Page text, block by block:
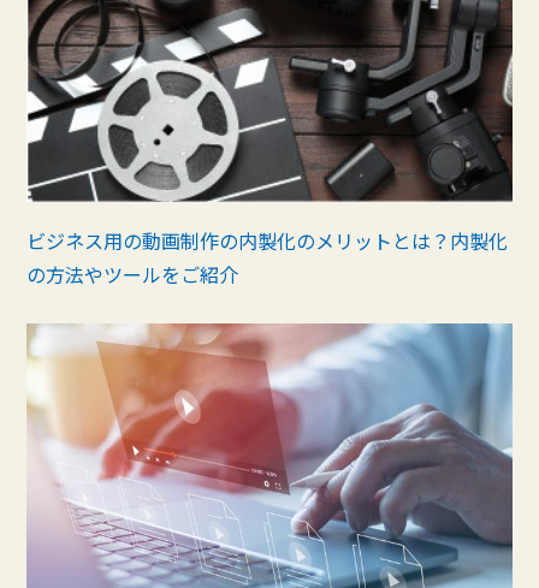
ビジネス用の動画制作の内製化のメリットとは？内製化
の方法やツールをご紹介